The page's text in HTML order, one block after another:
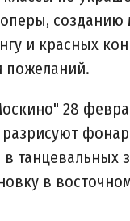
созданию
и красных
пожеланий.
28
разрисуют
в танцевальных
в